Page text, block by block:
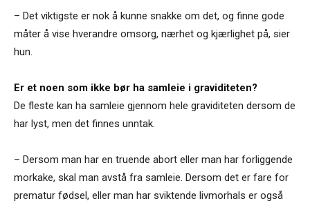
– Det viktigste er nok å kunne snakke om det, og finne gode
måter å vise hverandre omsorg, nærhet og kjærlighet på, sier
hun.
Er et noen som ikke bør ha samleie i graviditeten?
De fleste kan ha samleie gjennom hele graviditeten dersom de
har lyst, men det finnes unntak.
– Dersom man har en truende abort eller man har forliggende
morkake, skal man avstå fra samleie. Dersom det er fare for
prematur fødsel, eller man har sviktende livmorhals er også